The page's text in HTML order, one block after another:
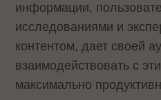
информации,
исследованиями и
контентом, дает своей
взаимодействовать с
максимально